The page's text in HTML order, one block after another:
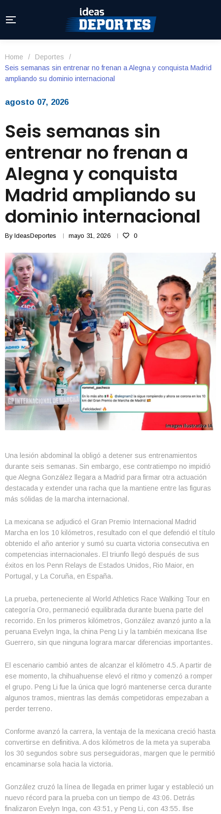
Home / Deportes
/
Seis semanas sin entrenar no frenan a Alegna y conquista Madrid
ampliando su dominio internacional
agosto 07, 2026
Seis semanas sin
entrenar no frenan a
Alegna y conquista
Madrid ampliando su
dominio internacional
By IdeasDeportes mayo 31, 2026 0
Una lesión abdominal la obligó a detener sus entrenamientos
durante seis semanas. Sin embargo, ese contratiempo no impidió
que Alegna González llegara a Madrid para firmar otra actuación
destacada y extender una racha que la mantiene entre las figuras
más sólidas de la marcha internacional.
La mexicana se adjudicó el Gran Premio Internacional Madrid
Marcha en los 10 kilómetros, resultado con el que defendió el título
obtenido el año anterior y sumó su cuarta victoria consecutiva en
competencias internacionales. El triunfo llegó después de sus
éxitos en los Penn Relays de Estados Unidos, Rio Maior, en
Portugal, y La Coruña, en España.
La prueba, perteneciente al World Athletics Race Walking Tour en
categoría Oro, permaneció equilibrada durante buena parte del
recorrido. En los primeros kilómetros, González avanzó junto a la
peruana Evelyn Inga, la china Peng Li y la también mexicana Ilse
Guerrero, sin que ninguna lograra marcar diferencias importantes.
El escenario cambió antes de alcanzar el kilómetro 4.5. A partir de
ese momento, la chihuahuense elevó el ritmo y comenzó a romper
el grupo. Peng Li fue la única que logró mantenerse cerca durante
algunos tramos, mientras las demás competidoras empezaban a
perder terreno.
Conforme avanzó la carrera, la ventaja de la mexicana creció hasta
convertirse en definitiva. A dos kilómetros de la meta ya superaba
los 30 segundos sobre sus perseguidoras, margen que le permitió
encaminarse sola hacia la victoria.
González cruzó la línea de llegada en primer lugar y estableció un
nuevo récord para la prueba con un tiempo de 43:06. Detrás
finalizaron Evelyn Inga, con 43:51, y Peng Li, con 43:55. Ilse